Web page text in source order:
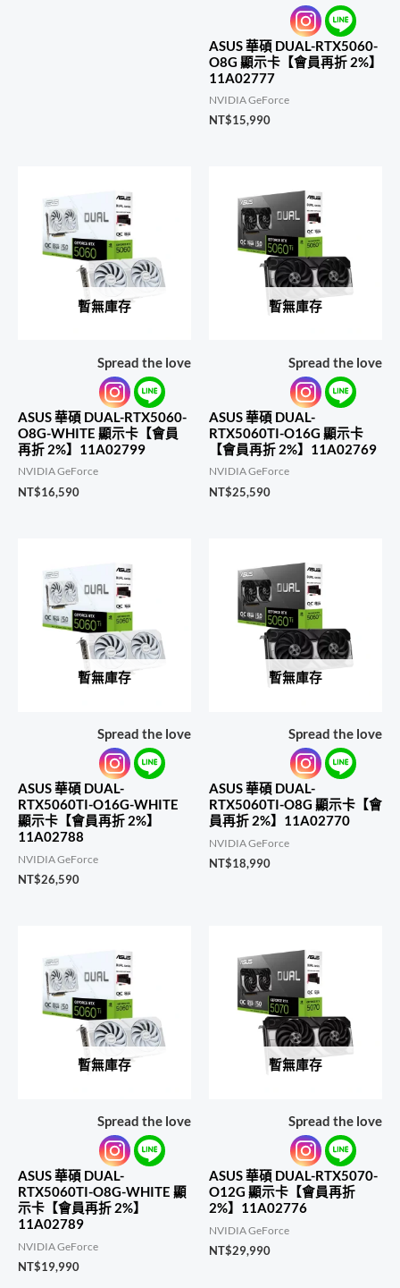
ASUS 華碩 DUAL-RTX5060-
O8G 顯示卡【會員再折 2%】
11A02777
NVIDIA GeForce
NT$15,990
暫無庫存
Spread the love
ASUS 華碩 DUAL-RTX5060-
O8G-WHITE 顯示卡【會員
再折 2%】11A02799
NVIDIA GeForce
NT$16,590
暫無庫存
Spread the love
ASUS 華碩 DUAL-
RTX5060TI-O16G 顯示卡
【會員再折 2%】11A02769
NVIDIA GeForce
NT$25,590
暫無庫存
Spread the love
ASUS 華碩 DUAL-
RTX5060TI-O16G-WHITE
顯示卡【會員再折 2%】
11A02788
NVIDIA GeForce
NT$26,590
暫無庫存
Spread the love
ASUS 華碩 DUAL-
RTX5060TI-O8G 顯示卡【會
員再折 2%】11A02770
NVIDIA GeForce
NT$18,990
暫無庫存
Spread the love
ASUS 華碩 DUAL-
RTX5060TI-O8G-WHITE 顯
示卡【會員再折 2%】
11A02789
NVIDIA GeForce
NT$19,990
暫無庫存
Spread the love
ASUS 華碩 DUAL-RTX5070-
O12G 顯示卡【會員再折
2%】11A02776
NVIDIA GeForce
NT$29,990